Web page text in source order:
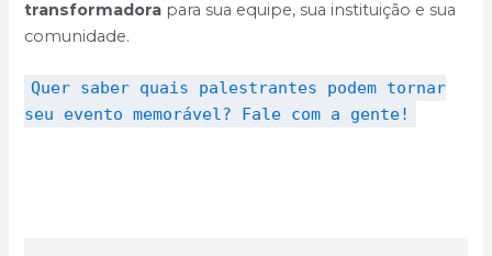
transformadora para sua equipe, sua instituição e sua
comunidade.
Quer saber quais palestrantes podem tornar
seu evento memorável? Fale com a gente!